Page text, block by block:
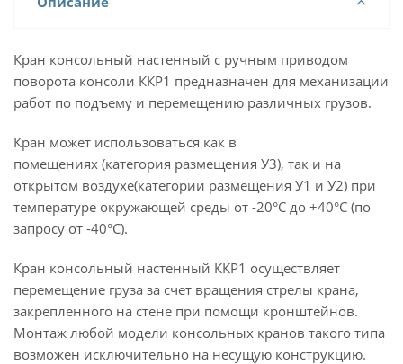
Кран консольный настенный с ручным приводом
поворота консоли ККР1 предназначен для механизации
работ по подъему и перемещению различных грузов.
Кран может использоваться как в
помещениях (категория размещения У3), так и на
открытом воздухе(категории размещения У1 и У2) при
температуре окружающей среды от -20°С до +40°С (по
запросу от -40°С).
Кран консольный настенный ККР1 осуществляет
перемещение груза за счет вращения стрелы крана,
закрепленного на стене при помощи кронштейнов.
Монтаж любой модели консольных кранов такого типа
возможен исключительно на несущую конструкцию.